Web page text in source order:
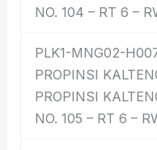
NO. 104 – RT 6 –
PLK1-MNG02-
PROPINSI
PROPINSI
NO. 105 – RT 6 –